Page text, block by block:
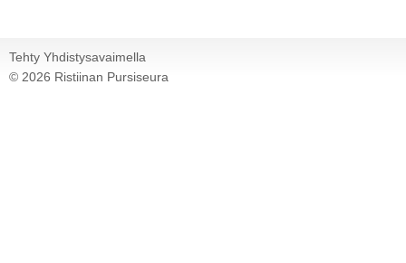
Tehty Yhdistysavaimella
© 2026 Ristiinan Pursiseura